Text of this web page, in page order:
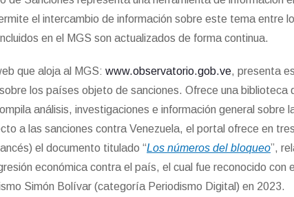
el intercambio de información sobre este tema entre
en el MGS son actualizados de forma continua.
que aloja al MGS: www.observatorio.gob.ve, presenta
los países objeto de sanciones. Ofrece una biblioteca
análisis, investigaciones e información general sobre
a las sanciones contra Venezuela, el portal ofrece en
el documento titulado “Los números del bloqueo”,
económica contra el país, el cual fue reconocido con
Simón Bolívar (categoría Periodismo Digital) en 2023.